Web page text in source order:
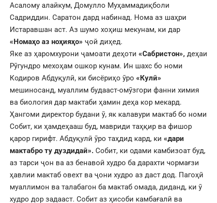
Асалому алайкум, Домулло Муҳаммадиқболи
Садриддин. Саратон дард набинад. Нома аз шаҳри
Истаравшан аст. Аз шумо хоҳиш мекунам, ки дар
«Номаҳо аз ноҳияҳо» ҷой диҳед.
Яке аз ҳаромхурони ҷамоати деҳоти «Сабристон», деҳаи
Рӯгундро мехоҳам ошкор кунам. Ин шахс бо номи
Кодиров Абдуқулӣ, ки бисёриҳо ӯро «Кулӣ»
мешиносанд, муаллим будааст-омӯзгори фанни химия
ва биология дар мактаби ҳамин деҳа кор мекард.
Ҳангоми директор будани ӯ, як калавури мактаб бо номи
Собит, ки ҳамдеҳааш буд, мавриди таҳқир ва фишор
қарор гирифт. Абдуқулӣ ӯро таҳдид кард, ки «дари
мактабро ту дуздидаӣ». Собит, ки одами камбизоат буд,
аз тарси ҷон ва аз бенавоӣ худро ба дарахти чормағзи
ҳавлии мактаб овехт ва ҷони худро аз даст дод. Пагоҳӣ
муаллимон ва талабагон ба мактаб омада, диданд, ки ӯ
худро дор задааст. Собит аз ҳисоби камбағалӣ ва